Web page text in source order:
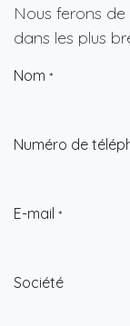
Nous ferons
dans les plus
Nom *
Numéro de
E-mail *
Société